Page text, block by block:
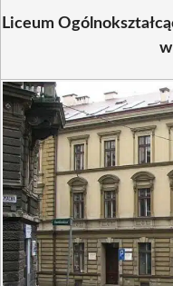
Liceum